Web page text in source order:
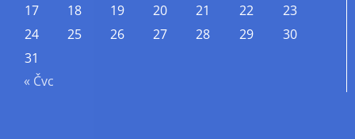
17
18 19 20 21 22
23
24
25 26 27 28 29
30
31
« Čvc